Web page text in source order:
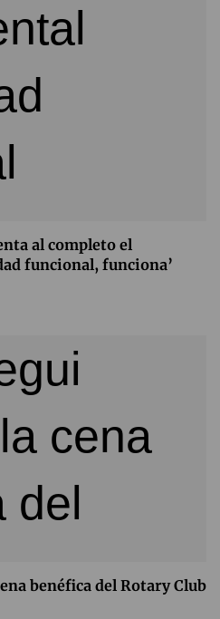
al completo el
funcional, funciona’
benéfica del Rotary Club